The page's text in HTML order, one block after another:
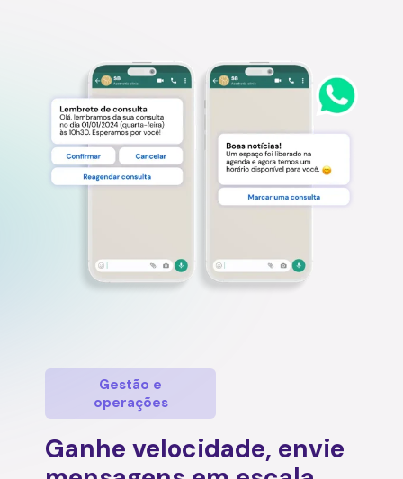
Gestão e
operações
Ganhe velocidade, envie